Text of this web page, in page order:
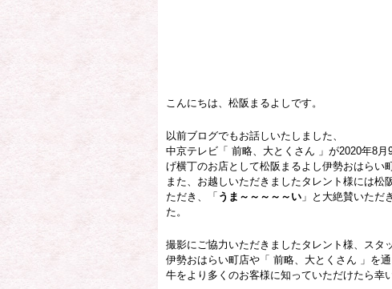
こんにちは、松阪まるよしです。
以前ブログでもお話しいたしました、
中京テレビ「 前略、大とくさん 」が2020年8
げ横丁のお店として松阪まるよし伊勢おはらい
また、お越しいただきましたタレント様には
ただき、「 うま～～～～～い 」と大絶賛いただ
た。
撮影にご協力いただきましたタレント様、スタ
伊勢おはらい町店や「 前略、大とくさん 」を
牛をより多くのお客様に知っていただけたら幸